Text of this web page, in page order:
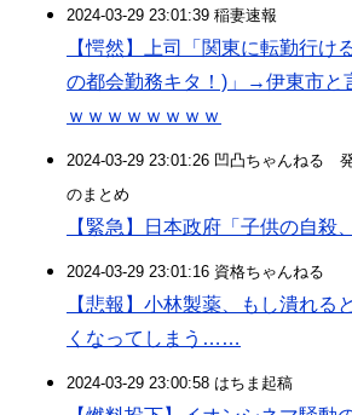
2024-03-29 23:01:39 稲妻速報
【愕然】上司「関東に転勤行け
の都会勤務キタ！)」→伊東市と
ｗｗｗｗｗｗｗｗ
2024-03-29 23:01:26 凹凸ちゃんねる
のまとめ
【緊急】日本政府「子供の自殺
2024-03-29 23:01:16 資格ちゃんねる
【悲報】小林製薬、もし潰れる
くなってしまう……
2024-03-29 23:00:58 はちま起稿